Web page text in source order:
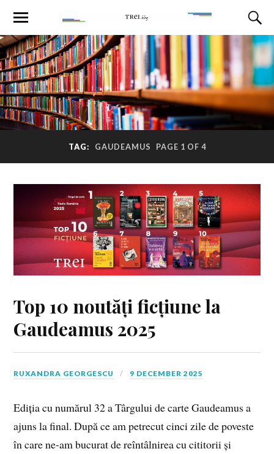
TAG: GAUDEAMUS PAGE 1 OF 4
Top 10 noutăți ficțiune la
Gaudeamus 2025
RUXANDRA GEORGESCU 9 DECEMBER 2025
Ediția cu numărul 32 a Târgului de carte Gaudeamus a
ajuns la final. După ce am petrecut cinci zile de poveste
în care ne-am bucurat de reîntâlnirea cu cititorii și